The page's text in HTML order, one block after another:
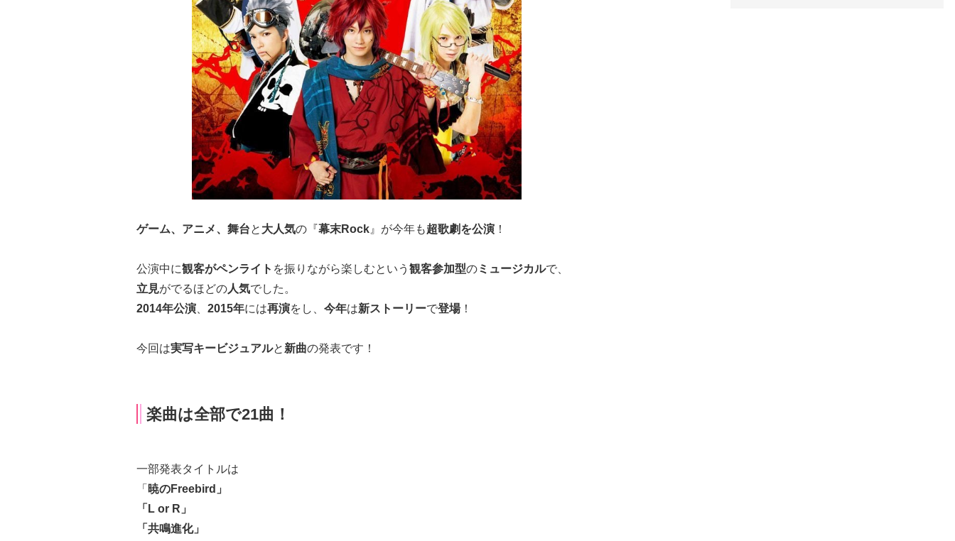
ゲーム、アニメ、舞台と 大人気の『幕末Rock 』が今年も超歌劇を公演 ！
公演中に観客がペンライト を振りながら楽しむという 観客参加型のミュージカルで、
立見がでるほどの人気でした。
2014年公演
2015年には再演をし、 今年は新ストーリーで登場！
今回は実写キービジュアルと 新曲の発表です！
楽曲は全部で21曲！
一部発表タイトルは
「 暁のFreebird」
「L or R」
「共鳴進化」